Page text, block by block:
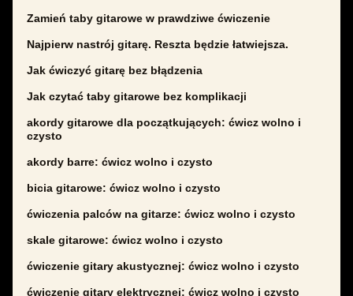
Zamień taby gitarowe w prawdziwe ćwiczenie
Najpierw nastrój gitarę. Reszta będzie łatwiejsza.
Jak ćwiczyć gitarę bez błądzenia
Jak czytać taby gitarowe bez komplikacji
akordy gitarowe dla początkujących: ćwicz wolno i
czysto
akordy barre: ćwicz wolno i czysto
bicia gitarowe: ćwicz wolno i czysto
ćwiczenia palców na gitarze: ćwicz wolno i czysto
skale gitarowe: ćwicz wolno i czysto
ćwiczenie gitary akustycznej: ćwicz wolno i czysto
ćwiczenie gitary elektrycznej: ćwicz wolno i czysto